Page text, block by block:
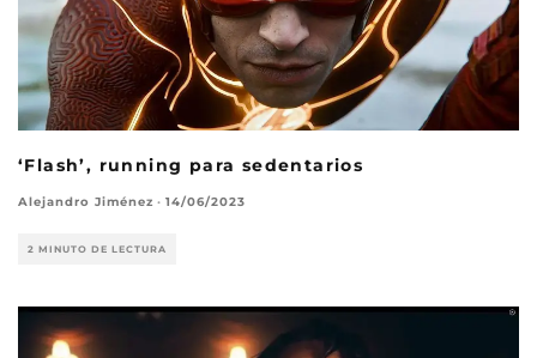
‘Flash’, running para sedentarios
Alejandro Jiménez · 14/06/2023
2 MINUTO DE LECTURA